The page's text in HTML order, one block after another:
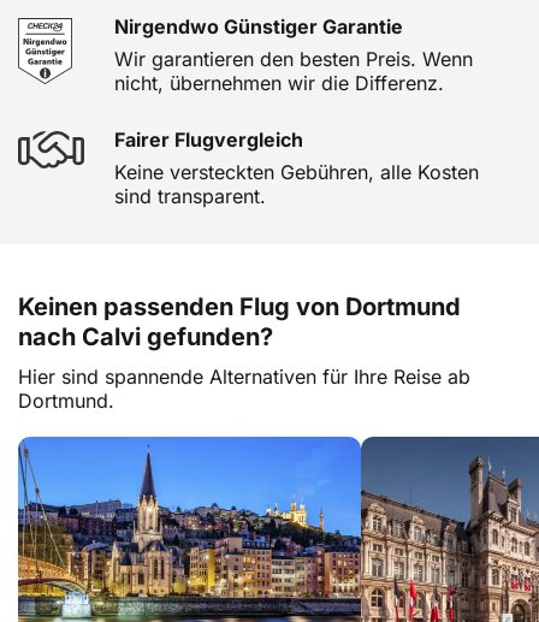
Nirgendwo Günstiger Garantie
Wir garantieren den besten Preis. Wenn
nicht, übernehmen wir die Differenz.
Fairer Flugvergleich
Keine versteckten Gebühren, alle Kosten
sind transparent.
Keinen passenden Flug von Dortmund
nach Calvi gefunden?
Hier sind spannende Alternativen für Ihre Reise ab
Dortmund.